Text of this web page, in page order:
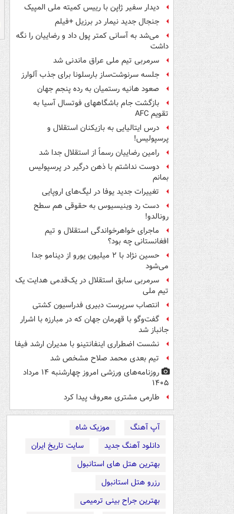
دیدار سفیر ژاپن با رییس کمیته ملی المپیک
جنجال جدید نیمار در برزیل +فیلم
می‌شد به آسانی کمتر پول داد و رضاییان را نگه
داشت
سرمربی تیم ملی عراق ماندنی شد
جلسه سرنوشت‌ساز بارسلونا برای جذب آلوارز
صعود هانیه رستمیان به رده پنجم جهان
بازگشت جام باشگاههای فوتسال آسیا به
تقویم AFC
درس ایتالیایی‌ به بازیکنان استقلال و
پرسپولیس!
رامین رضاییان رسماً از استقلال جدا شد
دوست نداشتم با ذهن درگیر در پرسپولیس
بمانم
تغییرات جدید یوفا در لیگ‌های اروپایی
دست رد وینیسیوس به حقوقی هم سطح
رونالدو!
ماجرای خواهرخواندگی استقلال و تیم
افغانستانی چه بود؟
حسین نژاد با ۲ میلیون یورو از دینامو جدا
می‌شود
سرمربی سابق استقلال در یک‌قدمی هدایت یک
تیم ملی
انتصاب سرپرست دبیری فدراسیون کشتی
گفت‌وگو با قهرمان جهان که در مبارزه با اشرار
جانباز شد
نشست اضطراری اینفانتینو با مدیران ارشد فیفا
تیم بعدی محمد صلاح مشخص شد
روزنامه‌های ورزشی امروز چهارشنبه ۱۴ مرداد
۱۴۰۵
طارمی مشتری معروف پیدا کرد
آپ آهنگ
موزیک شاه
دانلود آهنگ جدید
سایت تاریخ ایران
بهترین هتل های استانبول
رزرو هتل استانبول
بهترین جراح بینی ترمیمی